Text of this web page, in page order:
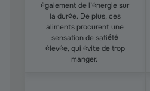
également de l’énergie sur
la durée. De plus, ces
aliments procurent une
sensation de satiété
élevée, qui évite de trop
manger.